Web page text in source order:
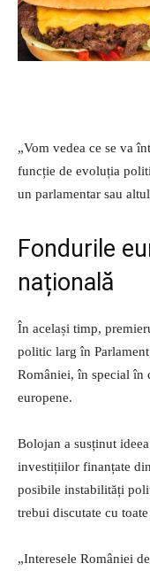
„Vom vedea ce se va
funcție de evoluția
un parlamentar sau
Fondurile
națională
În același timp,
politic larg în
României, în special în
europene.
Bolojan a susținut
investițiilor finanțate
posibile instabilități
trebui discutate cu
„Interesele României